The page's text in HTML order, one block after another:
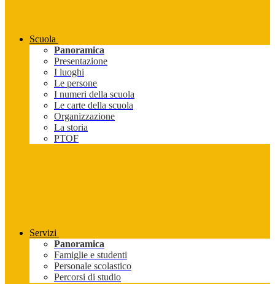
Scuola
Panoramica
Presentazione
I luoghi
Le persone
I numeri della scuola
Le carte della scuola
Organizzazione
La storia
PTOF
Servizi
Panoramica
Famiglie e studenti
Personale scolastico
Percorsi di studio